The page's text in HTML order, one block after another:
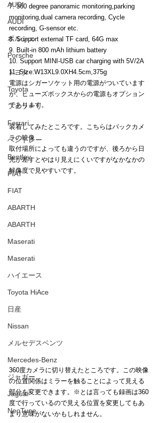
AUDI
AUDI
ポルシェ
Porsche
トヨタ
Toyota
フェラーリ
Ferrari
ベントレー
Bentley
FIAT
FIAT
ABARTH
ABARTH
Maserati
Maserati
ハイエース
Toyota HiAce
日産
Nissan
メルセデスベンツ
Mercedes-Benz
ジャガー
Jaguar
NeoTune
7. 360 degree panoramic monitoring,parking
monitoring,dual camera recording, Cycle
recording, G-sensor etc.
8. Support external TF card, 64G max
9. Built-in 800 mAh lithium battery
10. Support MINI-USB car charging with 5V/2A
11. Size:W13XL9.0XH4.5cm,375g
電源はシガーソケット用の電源がついています
が、ヒューズボックスからの電源もオプション
であります。
装着してみたところです。こちらはバックカメ
ラの映像
取付場所によっても違うのですが、後ろから日
光が差すとやはり見えにくいですがなかなかの
解像度で見やすいです。
360度カメラに切り替えたところです。この映像
の位置関係はミラーを触ることによって見える
部分を変更できます。※とは言っても録画は360
度で行っているので見える位置を変更してもあ
まり意味がないかもしれません。